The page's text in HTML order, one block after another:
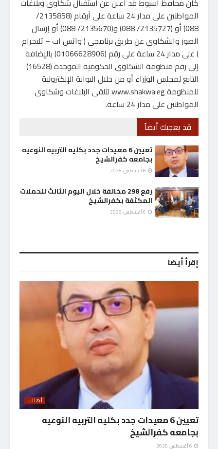
كان محافظ أسيوط قد أعلن عن استقبال شكاوى وبلاغات
المواطنين على مدار 24 ساعة على أرقام (2135858/
088) أو (2135727/ 088) و(2135670/ 088) أو إرسال
الصور والشكاوى عن طريق برنامجي ( واتس اب – تليجرام
) على مدار 24 ساعة على رقم (01066628906) بالإضافة
إلى رقم منظومة الشكاوى الحكومية الموحدة (16528)
التابع لمجلس الوزراء أو من خلال البوابة الإلكترونية
للمنظومة www.shakwa.eg لتلقى البلاغات وشكاوى
المواطنين على مدار 24 ساعة.
قد يعجبك أيضاً
تعيين 6 معيدات جدد بكليه التربيه النوعيه
بجامعه كفرالشيخ
رفع 298 مخالفة خلال اليوم الثالث للحملات
المكثفة بكفرالشيخ
إقرأ أيضاً
أهالينا
تعيين 6 معيدات جدد بكليه التربيه النوعيه
بجامعه كفرالشيخ